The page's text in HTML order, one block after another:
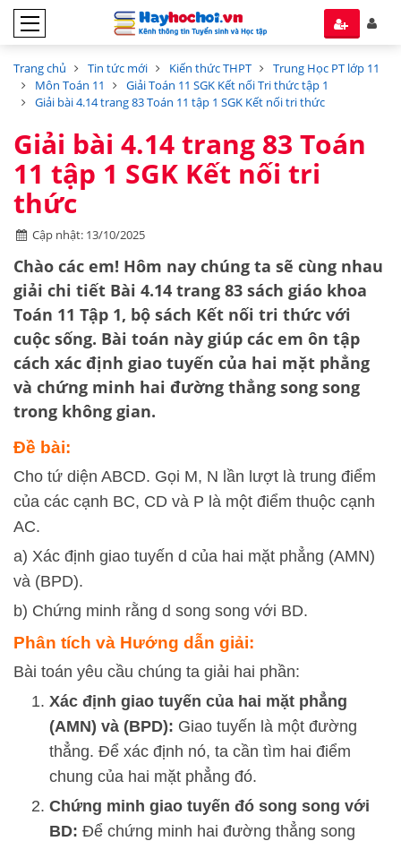
Trang chủ Tin tức mới Kiến thức THPT
Trung Học PT lớp 11
Môn Toán 11
Giải Toán 11 SGK Kết nối Tri thức tập 1
Giải bài 4.14 trang 83 Toán 11 tập 1 SGK Kết nối tri thức
Giải bài 4.14 trang 83 Toán
11 tập 1 SGK Kết nối tri
thức
Cập nhật: 13/10/2025
Chào các em! Hôm nay chúng ta sẽ cùng nhau
giải chi tiết Bài 4.14 trang 83 sách giáo khoa
Toán 11 Tập 1, bộ sách Kết nối tri thức với
cuộc sống. Bài toán này giúp các em ôn tập
cách xác định giao tuyến của hai mặt phẳng
và chứng minh hai đường thẳng song song
trong không gian.
Đề bài:
Cho tứ diện ABCD. Gọi M, N lần lượt là trung điểm
của các cạnh BC, CD và P là một điểm thuộc cạnh
AC.
a) Xác định giao tuyến d của hai mặt phẳng (AMN)
và (BPD).
b) Chứng minh rằng d song song với BD.
Phân tích và Hướng dẫn giải:
Bài toán yêu cầu chúng ta giải hai phần:
Xác định giao tuyến của hai mặt phẳng
(AMN) và (BPD): Giao tuyến là một đường
thẳng. Để xác định nó, ta cần tìm hai điểm
chung của hai mặt phẳng đó.
Chứng minh giao tuyến đó song song với
BD: Để chứng minh hai đường thẳng song